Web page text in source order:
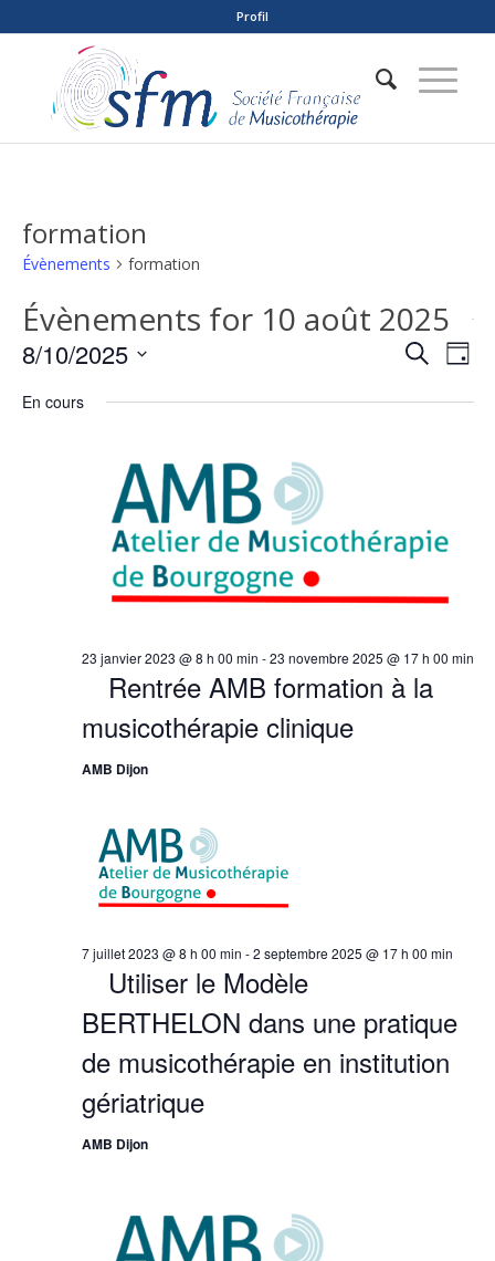
Profil
formation
Évènements formation
Évènements for 10 août 2025
Recherche
de
Jour
8/10/2025
une
En cours
Rentrée AMB formation à la
musicothérapie clinique
23 janvier 2023 @ 8 h 00 min -23 novembre 2025 @ 17 h 00 min
AMB Dijon
Utiliser le Modèle
BERTHELON dans une pratique
de musicothérapie en institution
gériatrique
7 juillet 2023 @ 8 h 00 min -2 septembre 2025 @ 17 h 00 min
AMB Dijon